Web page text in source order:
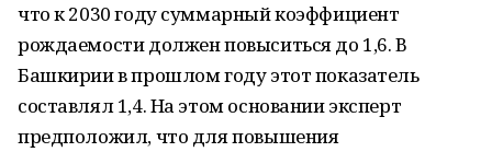
что к 2030 году суммарный коэффициент
рождаемости должен повыситься до 1,6. В
Башкирии в прошлом году этот показатель
составлял 1,4. На этом основании эксперт
предположил, что для повышения